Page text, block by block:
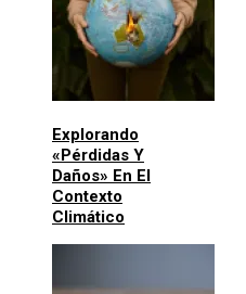
Explorando
«pérdidas Y
Daños» En El
Contexto
Climático